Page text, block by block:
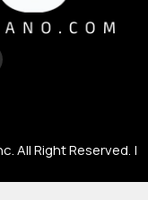
All Right Reserved. |